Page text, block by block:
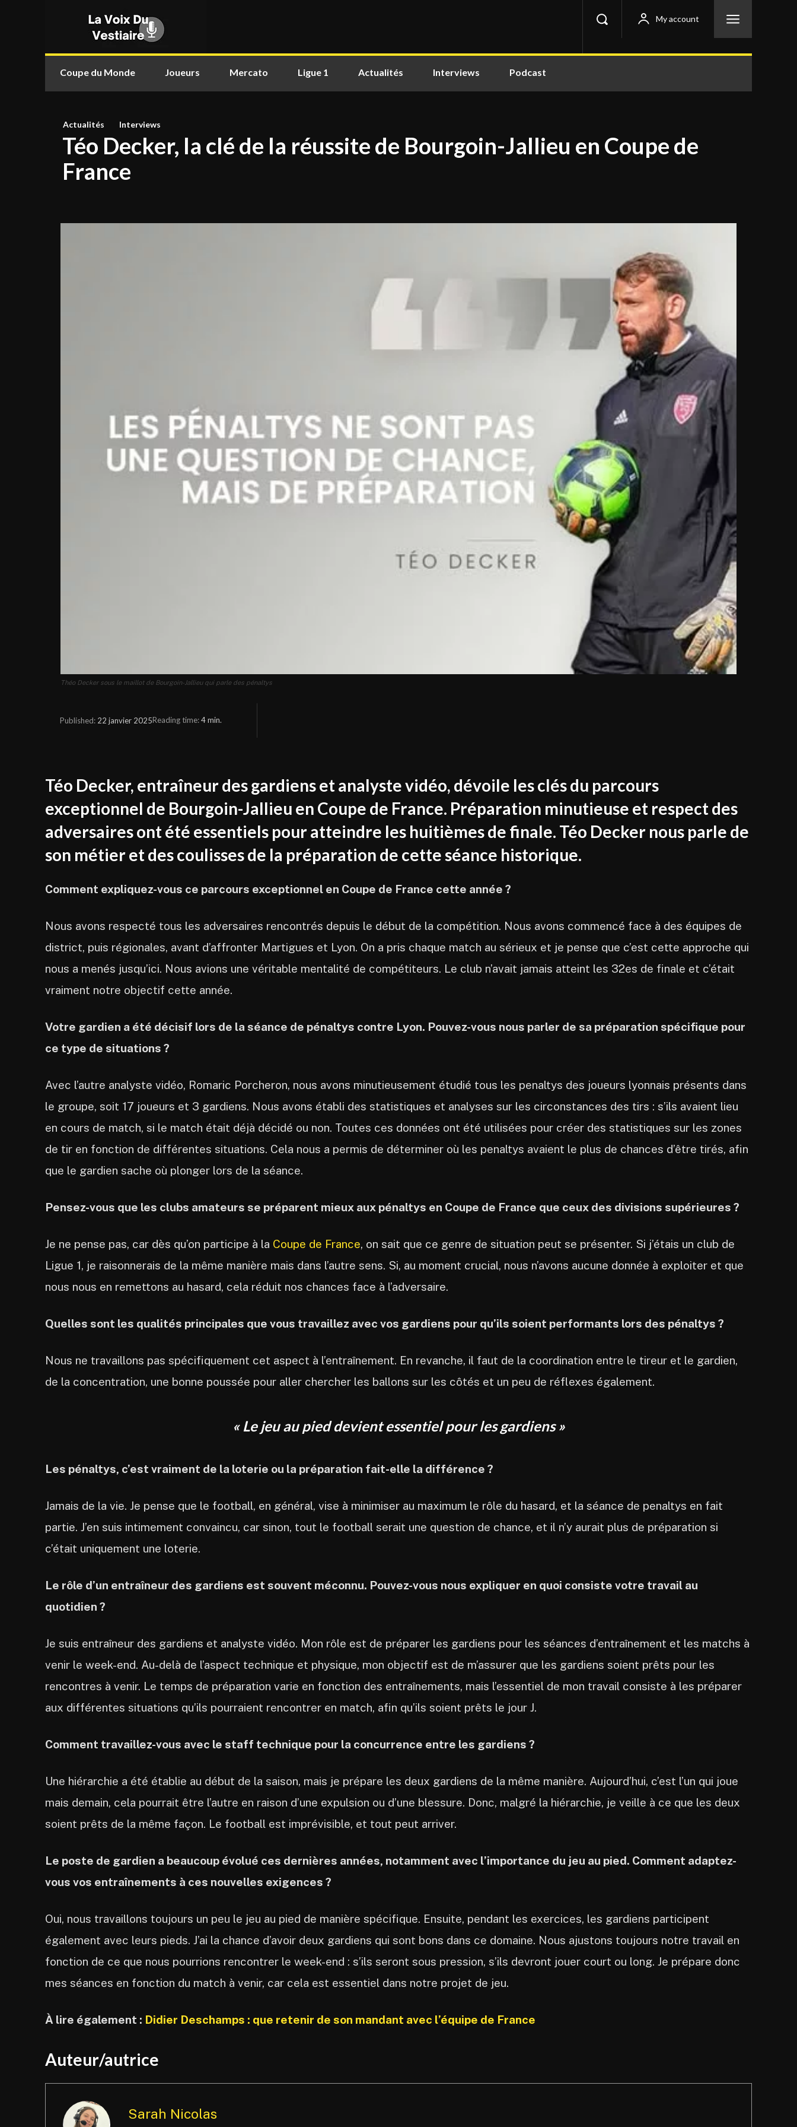
My account
Coupe du Monde Joueurs Mercato Ligue 1 Actualités Interviews Podcast
Actualités Interviews
Téo Decker, la clé de la réussite de Bourgoin-Jallieu en Coupe de
France
Théo Decker sous le maillot de Bourgoin-Jallieu qui parle des pénaltys
Published: 22 janvier 2025Reading time:4min.
Téo Decker, entraîneur des gardiens et analyste vidéo, dévoile les clés du parcours
exceptionnel de Bourgoin-Jallieu en Coupe de France. Préparation minutieuse et respect des
adversaires ont été essentiels pour atteindre les huitièmes de finale. Téo Decker nous parle de
son métier et des coulisses de la préparation de cette séance historique.
Comment expliquez-vous ce parcours exceptionnel en Coupe de France cette année ?
Nous avons respecté tous les adversaires rencontrés depuis le début de la compétition. Nous avons commencé face à des équipes de
district, puis régionales, avant d’affronter Martigues et Lyon. On a pris chaque match au sérieux et je pense que c’est cette approche qui
nous a menés jusqu’ici. Nous avions une véritable mentalité de compétiteurs. Le club n’avait jamais atteint les 32es de finale et c’était
vraiment notre objectif cette année.
Votre gardien a été décisif lors de la séance de pénaltys contre Lyon. Pouvez-vous nous parler de sa préparation spécifique pour
ce type de situations ?
Avec l’autre analyste vidéo, Romaric Porcheron, nous avons minutieusement étudié tous les penaltys des joueurs lyonnais présents dans
le groupe, soit 17 joueurs et 3 gardiens. Nous avons établi des statistiques et analyses sur les circonstances des tirs : s’ils avaient lieu
en cours de match, si le match était déjà décidé ou non. Toutes ces données ont été utilisées pour créer des statistiques sur les zones
de tir en fonction de différentes situations. Cela nous a permis de déterminer où les penaltys avaient le plus de chances d’être tirés, afin
que le gardien sache où plonger lors de la séance.
Pensez-vous que les clubs amateurs se préparent mieux aux pénaltys en Coupe de France que ceux des divisions supérieures ?
Je ne pense pas, car dès qu’on participe à la Coupe de France, on sait que ce genre de situation peut se présenter. Si j’étais un club de
Ligue 1, je raisonnerais de la même manière mais dans l’autre sens. Si, au moment crucial, nous n’avons aucune donnée à exploiter et que
nous nous en remettons au hasard, cela réduit nos chances face à l’adversaire.
Quelles sont les qualités principales que vous travaillez avec vos gardiens pour qu’ils soient performants lors des pénaltys ?
Nous ne travaillons pas spécifiquement cet aspect à l’entraînement. En revanche, il faut de la coordination entre le tireur et le gardien,
de la concentration, une bonne poussée pour aller chercher les ballons sur les côtés et un peu de réflexes également.
« Le jeu au pied devient essentiel pour les gardiens»
Les pénaltys, c’est vraiment de la loterie ou la préparation fait-elle la différence ?
Jamais de la vie. Je pense que le football, en général, vise à minimiser au maximum le rôle du hasard, et la séance de penaltys en fait
partie. J’en suis intimement convaincu, car sinon, tout le football serait une question de chance, et il n’y aurait plus de préparation si
c’était uniquement une loterie.
Le rôle d’un entraîneur des gardiens est souvent méconnu. Pouvez-vous nous expliquer en quoi consiste votre travail au
quotidien ?
Je suis entraîneur des gardiens et analyste vidéo. Mon rôle est de préparer les gardiens pour les séances d’entraînement et les matchs à
venir le week-end. Au-delà de l’aspect technique et physique, mon objectif est de m’assurer que les gardiens soient prêts pour les
rencontres à venir. Le temps de préparation varie en fonction des entraînements, mais l’essentiel de mon travail consiste à les préparer
aux différentes situations qu’ils pourraient rencontrer en match, afin qu’ils soient prêts le jour J.
Comment travaillez-vous avec le staff technique pour la concurrence entre les gardiens ?
Une hiérarchie a été établie au début de la saison, mais je prépare les deux gardiens de la même manière. Aujourd’hui, c’est l’un qui joue
mais demain, cela pourrait être l’autre en raison d’une expulsion ou d’une blessure. Donc, malgré la hiérarchie, je veille à ce que les deux
soient prêts de la même façon. Le football est imprévisible, et tout peut arriver.
Le poste de gardien a beaucoup évolué ces dernières années, notamment avec l’importance du jeu au pied. Comment adaptez-
vous vos entraînements à ces nouvelles exigences ?
Oui, nous travaillons toujours un peu le jeu au pied de manière spécifique. Ensuite, pendant les exercices, les gardiens participent
également avec leurs pieds. J’ai la chance d’avoir deux gardiens qui sont bons dans ce domaine. Nous ajustons toujours notre travail en
fonction de ce que nous pourrions rencontrer le week-end : s’ils seront sous pression, s’ils devront jouer court ou long. Je prépare donc
mes séances en fonction du match à venir, car cela est essentiel dans notre projet de jeu.
À lire également : Didier Deschamps : que retenir de son mandant avec l’équipe de France
Auteur/autrice
Sarah Nicolas